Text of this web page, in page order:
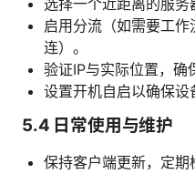
选择一个近距离的服务
启用分流（如需要工
连）。
验证IP与实际位置，确
设置开机自启以确保设
5.4 日常使用与维护
保持客户端更新，定